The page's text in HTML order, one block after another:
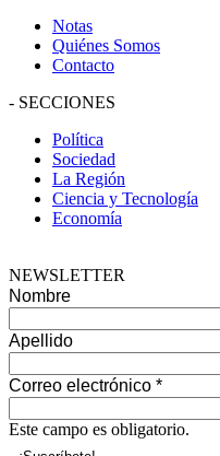
Notas
Quiénes Somos
Contacto
- SECCIONES
Política
Sociedad
La Región
Ciencia y Tecnología
Economía
NEWSLETTER
Nombre
Apellido
Correo electrónico *
Este campo es obligatorio.